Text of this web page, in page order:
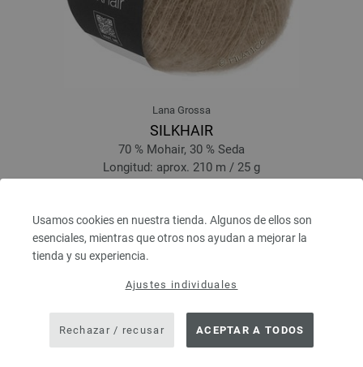
Usamos cookies en nuestra tienda. Algunos de ellos son
esenciales, mientras que otros nos ayudan a mejorar la
tienda y su experiencia.
Ajustes individuales
Rechazar / recusar ACEPTAR A TODOS
Lana Grossa
SILKHAIR
70 % Mohair, 30 % Seda
Longitud: aprox. 210 m / 25 g
7,75 $ - 9,76 $
IVA no incluido, más gastos de envío, Precio base: 265,60 € - 334,40 €
prev